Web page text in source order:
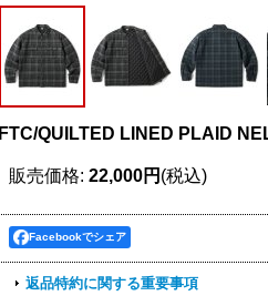
FTC/QUILTED LINED PLAID
販売価格: 22,000円 (税込)
Facebookでシェア
返品特約に関する重要事項